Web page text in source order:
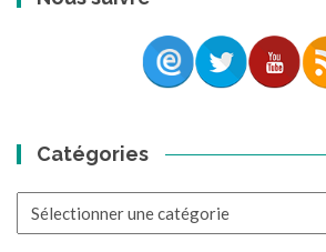
Catégories
Catégories